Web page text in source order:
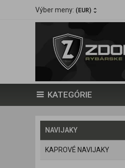
Výber meny: (EUR)
KATEGÓRIE
NAVIJAKY
KAPROVÉ NAVIJAKY